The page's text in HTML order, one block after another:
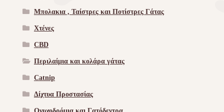
Μπολακια , Ταίστρες και Ποτίστρες Γάτας
Χτένες
CBD
Περιλαίμια και κολάρα γάτας
Catnip
Δίχτυα Προστασίας